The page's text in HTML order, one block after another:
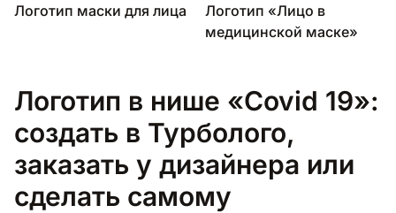
Логотип маски для лица
Логотип «Лицо в
медицинской маске»
Логотип в нише «Covid 19»:
создать в Турболого,
заказать у дизайнера или
сделать самому